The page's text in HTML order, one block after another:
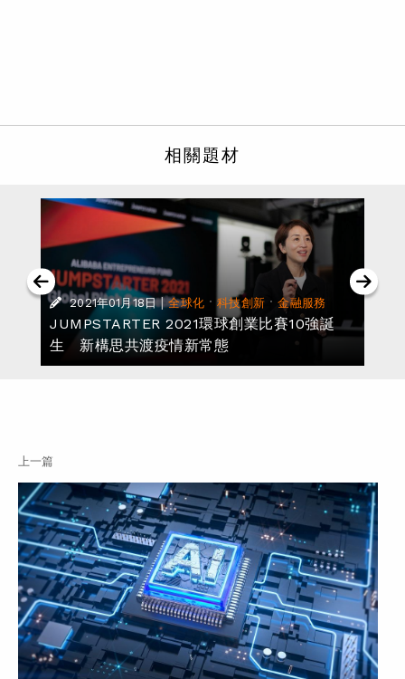
相關題材
2021年01月18日 | 全球化·科技創新·金融服務
JUMPSTARTER 2021環球創業比賽10強誕
生 新構思共渡疫情新常態
上一篇